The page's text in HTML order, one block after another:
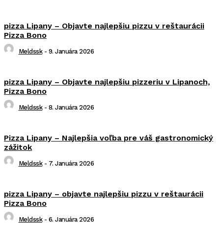
pizza Lipany – Objavte najlepšiu pizzu v reštaurácii
Pizza Bono
Meldssk - 9. Januára 2026
pizza Lipany – Objavte najlepšiu pizzeriu v Lipanoch,
Pizza Bono
Meldssk - 8. Januára 2026
Pizza Lipany – Najlepšia voľba pre váš gastronomický
zážitok
Meldssk - 7. Januára 2026
pizza Lipany – objavte najlepšiu pizzu v reštaurácii
Pizza Bono
Meldssk - 6. Januára 2026